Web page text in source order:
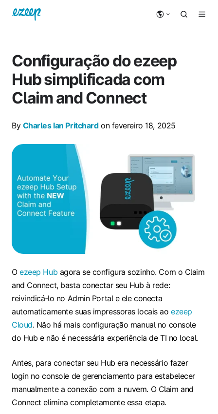
Configuração do ezeep
Hub simplificada com
Claim and Connect
By Charles Ian Pritchardon fevereiro 18, 2025
Oezeep Hub agora se configura sozinho. Com o Claim
and Connect, basta conectar seu Hub à rede:
reivindicá‑lo no Admin Portal e ele conecta
automaticamente suas impressoras locais aoezeep
Cloud. Não há mais configuração manual no console
do Hub e não é necessária experiência de TI no local.
Antes, para conectar seu Hub era necessário fazer
login no console de gerenciamento para estabelecer
manualmente a conexão com a nuvem. O Claim and
Connect elimina completamente essa etapa.